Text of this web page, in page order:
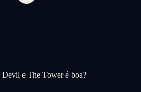
e The Tower é boa?